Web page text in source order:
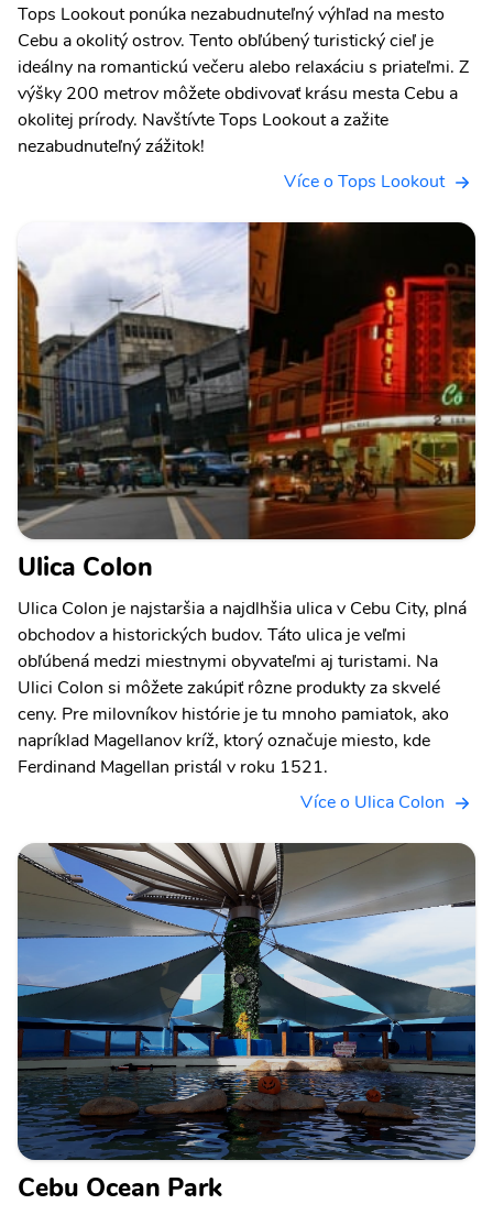
Tops Lookout ponúka nezabudnuteľný výhľad na mesto
Cebu a okolitý ostrov. Tento obľúbený turistický cieľ je
ideálny na romantickú večeru alebo relaxáciu s priateľmi. Z
výšky 200 metrov môžete obdivovať krásu mesta Cebu a
okolitej prírody. Navštívte Tops Lookout a zažite
nezabudnuteľný zážitok!
Více o Tops Lookout
Ulica Colon
Ulica Colon je najstaršia a najdlhšia ulica v Cebu City, plná
obchodov a historických budov. Táto ulica je veľmi
obľúbená medzi miestnymi obyvateľmi aj turistami. Na
Ulici Colon si môžete zakúpiť rôzne produkty za skvelé
ceny. Pre milovníkov histórie je tu mnoho pamiatok, ako
napríklad Magellanov kríž, ktorý označuje miesto, kde
Ferdinand Magellan pristál v roku 1521.
Více o Ulica Colon
Cebu Ocean Park